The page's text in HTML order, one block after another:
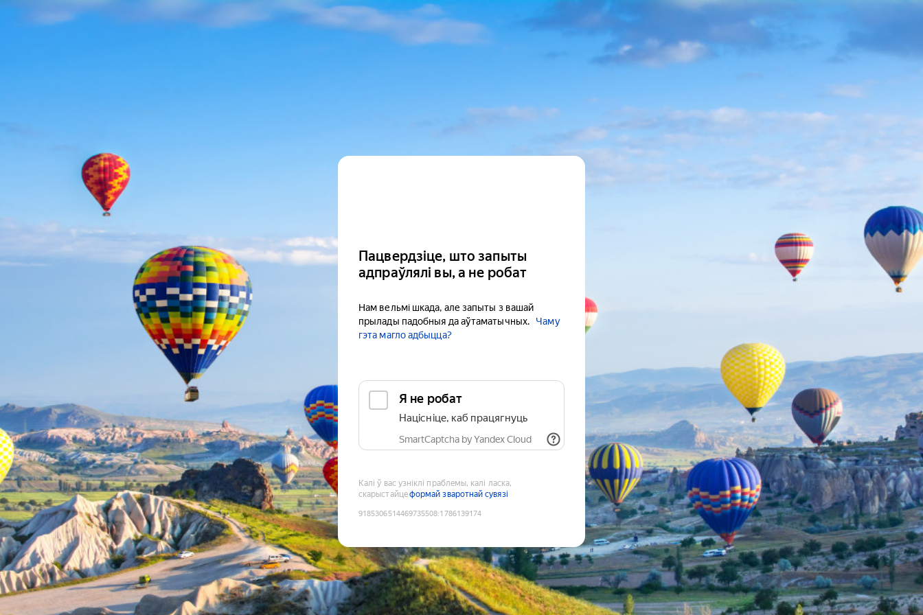
Пацвердзіце, што запыты
адпраўлялі вы, а не робат
Нам вельмі шкада, але запыты з вашай
прылады падобныя да аўтаматычных.
Чаму
гэта магло адбыцца?
Я не робат
Націсніце, каб працягнуць
SmartCaptcha by Yandex Cloud
Калі ў вас узніклі праблемы, калі ласка,
скарыстайцеформай зваротнай сувязі
9185306514469735508:1786139174